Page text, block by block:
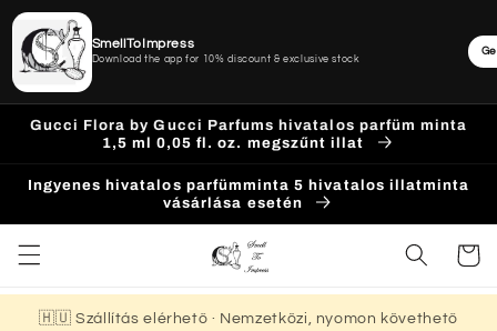
Ugrás a
tartalomhoz
Gucci Flora by Gucci Parfums hivatalos parfüm minta
1,5 ml 0,05 fl. oz. megszűnt illat
Ingyenes hivatalos parfümminta 5 hivatalos illatminta
vásárlása esetén
Kosár
🇭🇺 Szállítás elérhető · Nemzetközi, nyomon követhető
SmellToImpress
Download the app for 10% discount & exclusive stock